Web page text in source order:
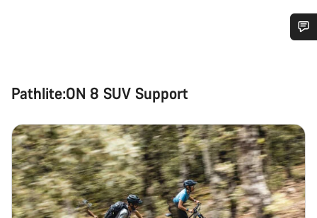
Pathlite:ON 8 SUV Support
Unsere Experten stehen dir jetzt im Chat zur Verfügung.
Chat starten
Schließen